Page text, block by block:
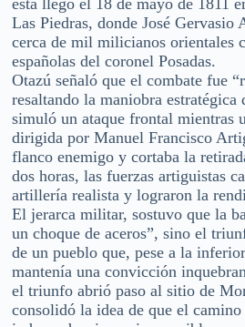
ésta llegó el 18 de mayo de 1811
Las Piedras, donde José Gervasio
cerca de mil milicianos orientales
españolas del coronel Posadas.
Otazú señaló que el combate fue
resaltando la maniobra estratégica
simuló un ataque frontal mientras
dirigida por Manuel Francisco
flanco enemigo y cortaba la
dos horas, las fuerzas artiguistas
artillería realista y lograron la
El jerarca militar, sostuvo que la
un choque de aceros”, sino el
de un pueblo que, pese a la
mantenía una convicción
el triunfo abrió paso al sitio de
consolidó la idea de que el